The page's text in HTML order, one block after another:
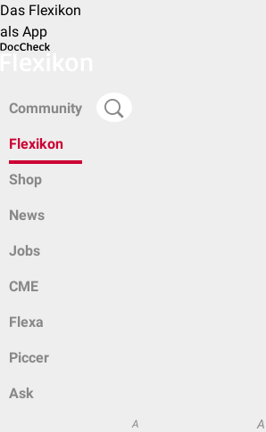
Das Flexikon
als App
Community
Flexikon
Shop
News
Jobs
CME
Flexa
Piccer
Ask
A A